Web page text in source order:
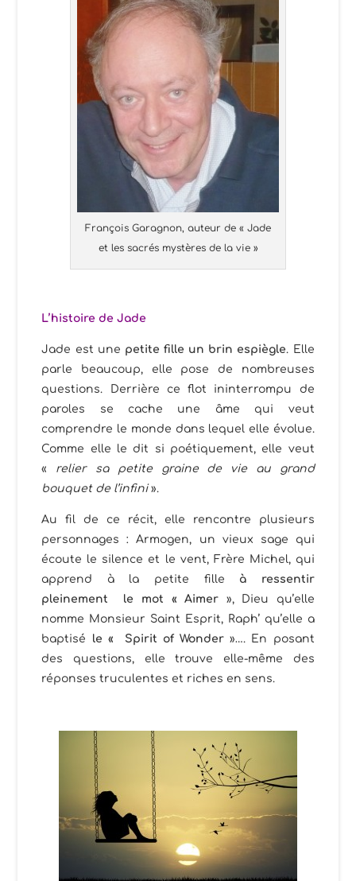
François Garagnon, auteur de « Jade
et les sacrés mystères de la vie »
L’histoire de Jade
Jade est une petite fille un brin espiègle. Elle
parle beaucoup, elle pose de nombreuses
questions. Derrière ce flot ininterrompu de
paroles se cache une âme qui veut
comprendre le monde dans lequel elle évolue.
Comme elle le dit si poétiquement, elle veut
« relier sa petite graine de vie au grand
bouquet de l’infini».
Au fil de ce récit, elle rencontre plusieurs
personnages : Armogen, un vieux sage qui
écoute le silence et le vent, Frère Michel, qui
apprend à la petite fille à ressentir
pleinement le mot « Aimer », Dieu qu’elle
nomme Monsieur Saint Esprit, Raph’ qu’elle a
baptisé le « Spirit of Wonder»…. En posant
des questions, elle trouve elle-même des
réponses truculentes et riches en sens.